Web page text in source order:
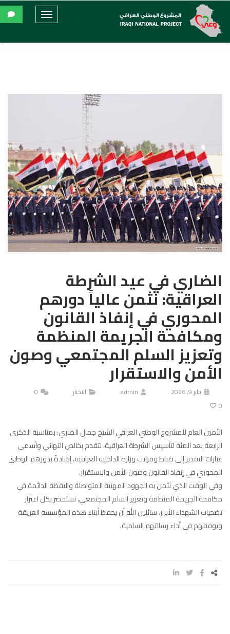
الضاري في عيد الشرطة
العراقية: نثمن عالياً دورهم
المحوري في إنفاذ القانون
ومكافحة الجريمة المنظمة
وتعزيز السلم المجتمعي وصون
الأمن والاستقرار
يناير 9, 2026 admin الاخبار
0
0
الأمين العام للمشروع الوطني العراقي الشيخ جمال الضاري: بمناسبة الذكرى
الرابعة بعد المئة لتأسيس الشرطة العراقية، نتقدم بخالص التهاني وأسمى
عبارات التقدير إلى ضباط ومراتب وزارة الداخلية العراقية، إشادةً بدورهم الوطني
المحوري في إنفاذ القانون وصون الأمن والاستقرار.
وفي الوقت الذي نثمن به الجهود المهنية المتواصلة واليقظة الدائمة في
مكافحة الجريمة المنظمة وتعزيز السلم المجتمعي، نستحضر بكل اعتزاز
تضحيات الشهداء الأبرار، سائلين الله أن يحفظ أبناء هذه المؤسسة العريقة
ويوفقهم في أداء رسالتهم السامية.